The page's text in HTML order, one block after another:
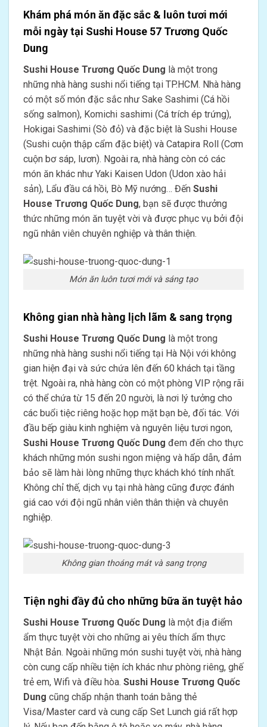
Khám phá món ăn đặc sắc & luôn tươi mới
mỗi ngày tại Sushi House 57 Trương Quốc
Dung
Sushi House Trương Quốc Dung là một trong
những nhà hàng sushi nổi tiếng tại TP.HCM. Nhà hàng
có một số món đặc sắc như Sake Sashimi (Cá hồi
sống salmon), Komichi sashimi (Cá trích ép trứng),
Hokigai Sashimi (Sò đỏ) và đặc biệt là Sushi House
(Sushi cuộn thập cẩm đặc biệt) và Catapira Roll (Cơm
cuộn bơ sáp, lươn). Ngoài ra, nhà hàng còn có các
món ăn khác như Yaki Kaisen Udon (Udon xào hải
sản), Lẩu đầu cá hồi, Bò Mỹ nướng… Đến Sushi
House Trương Quốc Dung, bạn sẽ được thưởng
thức những món ăn tuyệt vời và được phục vụ bởi đội
ngũ nhân viên chuyên nghiệp và thân thiện.
Món ăn luôn tươi mới và sáng tạo
Không gian nhà hàng lịch lãm & sang trọng
Sushi House Trương Quốc Dung là một trong
những nhà hàng sushi nổi tiếng tại Hà Nội với không
gian hiện đại và sức chứa lên đến 60 khách tại tầng
trệt. Ngoài ra, nhà hàng còn có một phòng VIP rộng rãi
có thể chứa từ 15 đến 20 người, là nơi lý tưởng cho
các buổi tiệc riêng hoặc họp mặt bạn bè, đối tác. Với
đầu bếp giàu kinh nghiệm và nguyên liệu tươi ngon,
Sushi House Trương Quốc Dung đem đến cho thực
khách những món sushi ngon miệng và hấp dẫn, đảm
bảo sẽ làm hài lòng những thực khách khó tính nhất.
Không chỉ thế, dịch vụ tại nhà hàng cũng được đánh
giá cao với đội ngũ nhân viên thân thiện và chuyên
nghiệp.
Không gian thoáng mát và sang trọng
Tiện nghi đầy đủ cho những bữa ăn tuyệt hảo
Sushi House Trương Quốc Dung là một địa điểm
ẩm thực tuyệt vời cho những ai yêu thích ẩm thực
Nhật Bản. Ngoài những món sushi tuyệt vời, nhà hàng
còn cung cấp nhiều tiện ích khác như phòng riêng, ghế
trẻ em, Wifi và điều hòa. Sushi House Trương Quốc
Dung cũng chấp nhận thanh toán bằng thẻ
Visa/Master card và cung cấp Set Lunch giá rất hợp